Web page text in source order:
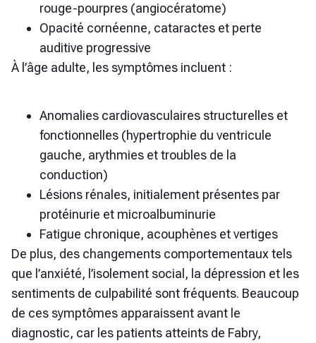
rouge-pourpres (angiocératome)
Opacité cornéenne, cataractes et perte
auditive progressive
À l’âge adulte, les symptômes incluent :
Anomalies cardiovasculaires structurelles et
fonctionnelles (hypertrophie du ventricule
gauche, arythmies et troubles de la
conduction)
Lésions rénales, initialement présentes par
protéinurie et microalbuminurie
Fatigue chronique, acouphènes et vertiges
De plus, des changements comportementaux tels
que l’anxiété, l’isolement social, la dépression et les
sentiments de culpabilité sont fréquents. Beaucoup
de ces symptômes apparaissent avant le
diagnostic, car les patients atteints de Fabry,